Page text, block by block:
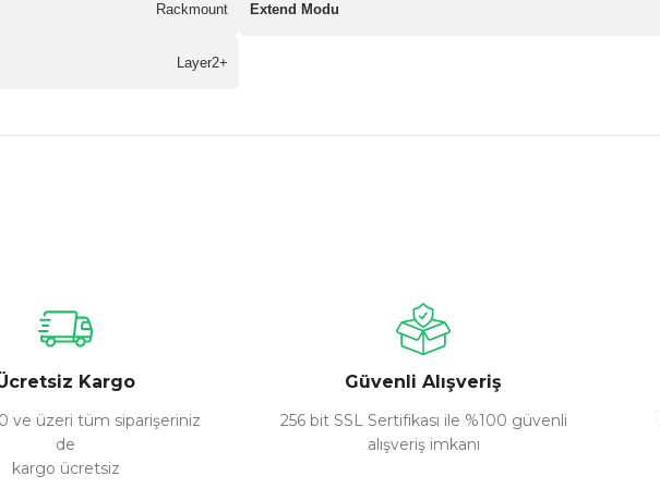
Rackmount Extend Modu
Layer2+
Kargo
ve üzeri tüm siparişeriniz
de
kargo ücretsiz
Güvenli Alışveriş
256 bit SSL Sertifikası ile %100 güvenli
alışveriş imkanı